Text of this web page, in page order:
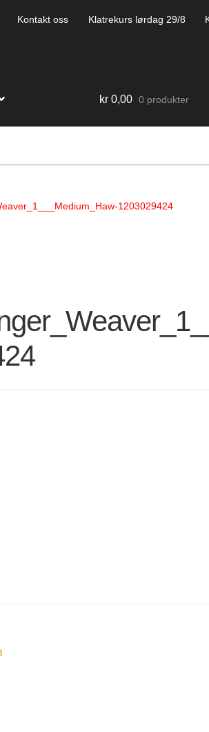
Kontakt oss Klatrekurs lørdag 29/8
kr 0,00 0 produkter
1203029424